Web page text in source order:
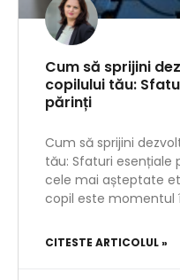
Cum să sprijini
copilului tău:
părinți
Cum să sprijini
tău: Sfaturi esențiale
cele mai așteptate
copil este momentul
CITESTE ARTICOLUL »